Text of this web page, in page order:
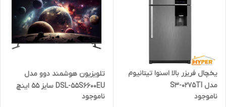
یخچال فریزر بالا اسنوا تیتانیوم
مدل S3-0275TI
ناموجود
تلویزیون هوشمند دوو مدل
DSL-55S6600EU سایز 55 اینچ
ناموجود